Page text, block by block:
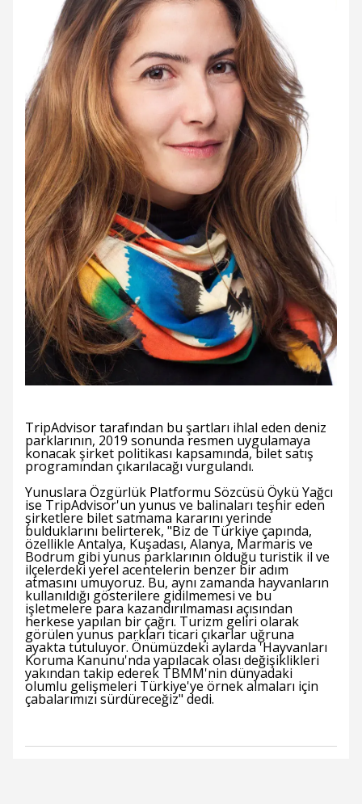
TripAdvisor tarafından bu şartları ihlal eden deniz
parklarının, 2019 sonunda resmen uygulamaya
konacak şirket politikası kapsamında, bilet satış
programından çıkarılacağı vurgulandı.
Yunuslara Özgürlük Platformu Sözcüsü Öykü Yağcı
ise TripAdvisor'un yunus ve balinaları teşhir eden
şirketlere bilet satmama kararını yerinde
bulduklarını belirterek, "Biz de Türkiye çapında,
özellikle Antalya, Kuşadası, Alanya, Marmaris ve
Bodrum gibi yunus parklarının olduğu turistik il ve
ilçelerdeki yerel acentelerin benzer bir adım
atmasını umuyoruz. Bu, aynı zamanda hayvanların
kullanıldığı gösterilere gidilmemesi ve bu
işletmelere para kazandırılmaması açısından
herkese yapılan bir çağrı. Turizm geliri olarak
görülen yunus parkları ticari çıkarlar uğruna
ayakta tutuluyor. Önümüzdeki aylarda 'Hayvanları
Koruma Kanunu'nda yapılacak olası değişiklikleri
yakından takip ederek TBMM'nin dünyadaki
olumlu gelişmeleri Türkiye'ye örnek almaları için
çabalarımızı sürdüreceğiz" dedi.